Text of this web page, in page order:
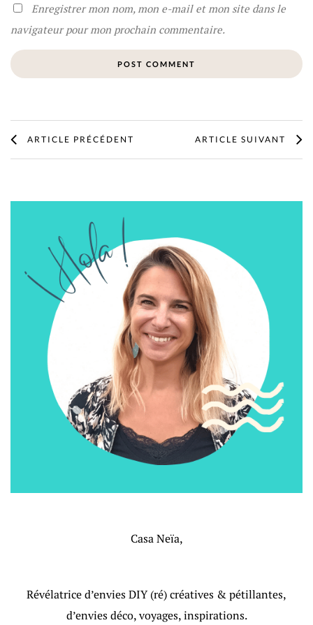
Enregistrer mon nom, mon e-mail et mon site dans le
navigateur pour mon prochain commentaire.
ARTICLE PRÉCÉDENT ARTICLE SUIVANT
Casa Neïa,
Révélatrice d’envies DIY (ré) créatives & pétillantes,
d’envies déco, voyages, inspirations.